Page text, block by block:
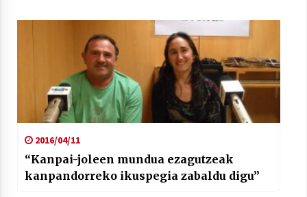
2016/04/11
“Kanpai-joleen mundua ezagutzeak
kanpandorreko ikuspegia zabaldu digu”